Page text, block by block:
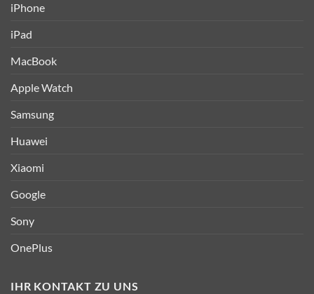
iPhone
iPad
MacBook
Apple Watch
Samsung
Huawei
Xiaomi
Google
Sony
OnePlus
IHR KONTAKT ZU UNS